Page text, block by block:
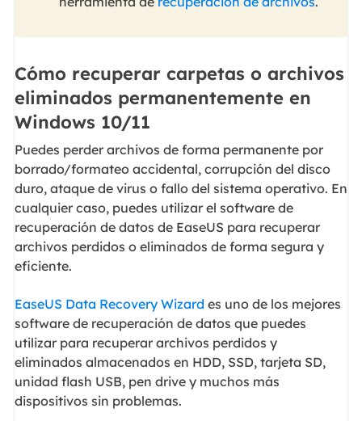
Cómo recuperar carpetas o archivos
eliminados permanentemente en
Windows 10/11
Puedes perder archivos de forma permanente por
borrado/formateo accidental, corrupción del disco
duro, ataque de virus o fallo del sistema operativo. En
cualquier caso, puedes utilizar el software de
recuperación de datos de EaseUS para recuperar
archivos perdidos o eliminados de forma segura y
eficiente.
EaseUS Data Recovery Wizard es uno de los mejores
software de recuperación de datos que puedes
utilizar para recuperar archivos perdidos y
eliminados almacenados en HDD, SSD, tarjeta SD,
unidad flash USB, pen drive y muchos más
dispositivos sin problemas.